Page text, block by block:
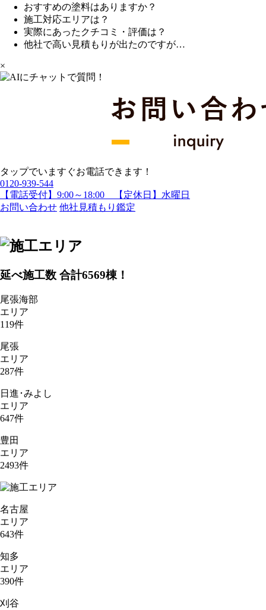
おすすめの塗料はありますか？
施工対応エリアは？
実際にあったクチコミ・評価は？
他社で高い見積もりが出たのですが…
×
タップでいますぐお電話できます！
0120-939-544
【電話受付】9:00～18:00 【定休日】水曜日
お問い合わせ 他社見積もり鑑定
延べ施工数 合計6569棟！
尾張海部
エリア
119件
尾張
エリア
287件
日進･みよし
エリア
647件
豊田
エリア
2493件
名古屋
エリア
643件
知多
エリア
390件
刈谷